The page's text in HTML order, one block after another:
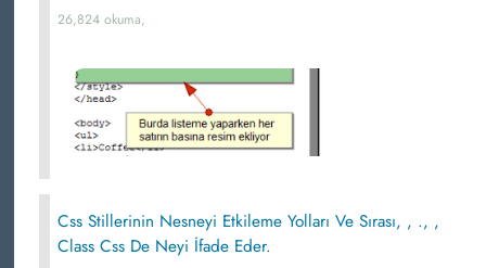
26,824 okuma,
Css Stillerinin Nesneyi Etkileme Yolları Ve Sırası, , ., ,
Class Css De Neyi İfade Eder.